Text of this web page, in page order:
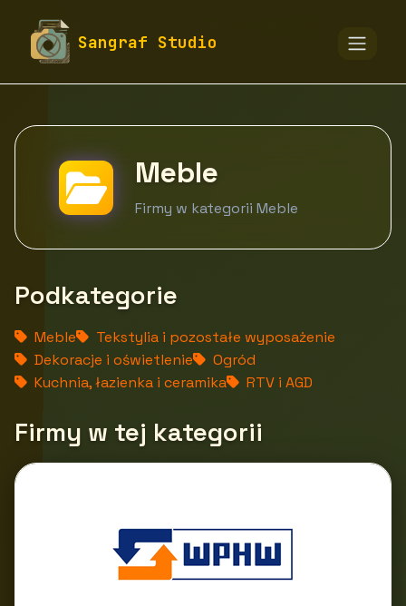
Sangraf Studio
fototapety-sangraf.pl
Meble
Meble
Firmy w kategorii Meble
Podkategorie
Meble
Tekstylia i pozostałe wyposażenie
Dekoracje i oświetlenie
Ogród
Kuchnia, łazienka i ceramika
RTV i AGD
Firmy w tej kategorii